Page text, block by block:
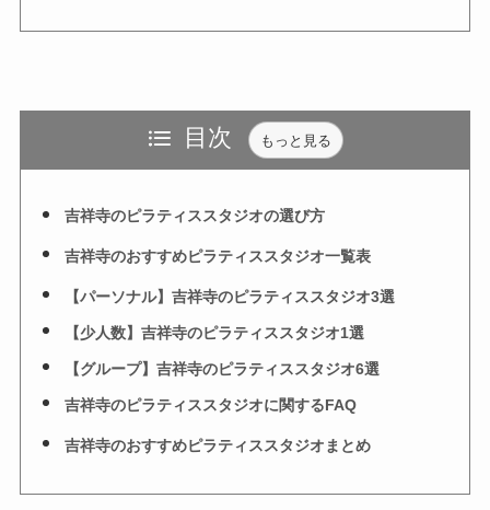
目次 もっと見る
吉祥寺のピラティススタジオの選び方
吉祥寺のおすすめピラティススタジオ一覧表
【パーソナル】吉祥寺のピラティススタジオ3選
【少人数】吉祥寺のピラティススタジオ1選
【グループ】吉祥寺のピラティススタジオ6選
吉祥寺のピラティススタジオに関するFAQ
吉祥寺のおすすめピラティススタジオまとめ